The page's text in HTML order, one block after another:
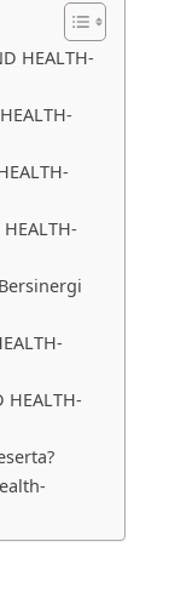
HEALTH-
HEALTH-